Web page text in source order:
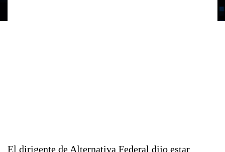
El dirigente de Alternativa Federal dijo estar